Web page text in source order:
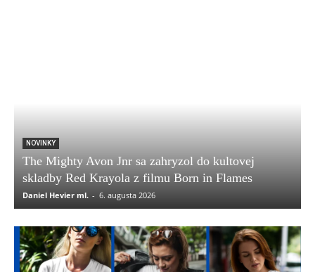
NOVINKY
The Mighty Avon Jnr sa zahryzol do kultovej
skladby Red Krayola z filmu Born in Flames
Daniel Hevier ml. - 6. augusta 2026